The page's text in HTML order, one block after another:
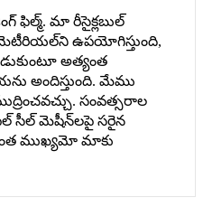
ఫిల్మ్. మా రీసైక్లబుల్
ఉపయోగిస్తుంది,
అత్యంత
అందిస్తుంది. మేము
సంవత్సరాల
సీల్ మెషీన్‌లపై సరైన
ముఖ్యమో మాకు